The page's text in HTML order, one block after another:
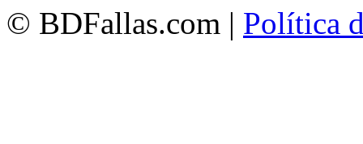
© BDFallas.com | Política